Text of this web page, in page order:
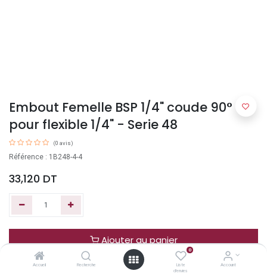
Accueil Recherche
0
Liste
d'envies
Account
Embout Femelle BSP 1/4" coude 90°
pour flexible 1/4" - Serie 48
(0 avis)
Référence : 1B248-4-4
33,120 DT
Ajouter au panier
Acheter maintenant